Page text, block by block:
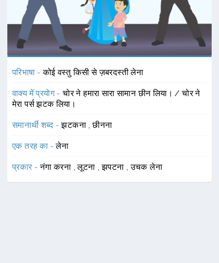
परिभाषा -कोई वस्तु किसी से ज़बरदस्ती लेना
वाक्य में प्रयोग -चोर ने हमारा सारा सामान छीन लिया। / चोर ने
मेरा पर्स झटक लिया।
समानार्थी शब्द -झटकना ,छीनना
एक तरह का -लेना
प्रकार -नंगा करना ,लूटना ,झपटना ,उचक लेना